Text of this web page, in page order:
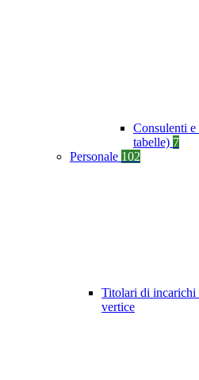
Consulenti
tabelle) 7
Personale 102
Titolari di
vertice